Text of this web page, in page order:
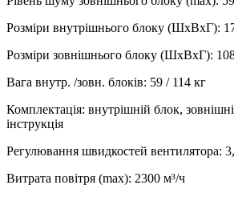
Розміри внутрішнього блоку (ШхВхГ):
Розміри зовнішнього блоку (ШхВхГ):
Вага внутр. /зовн. блоків: 59 / 114 кг
Комплектація: внутрішній блок,
інструкція
Регулювання швидкостей вентилятора:
Витрата повітря (max): 2300 м³/ч